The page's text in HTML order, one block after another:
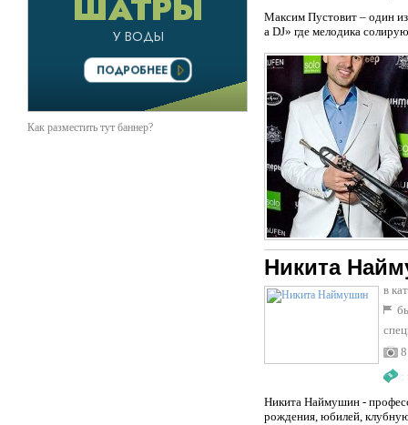
Как разместить тут баннер?
Максим Пустовит – один
a DJ» где мелодика
Никита
в
8
:
Никита Наймушин -
рождения, юбилей,